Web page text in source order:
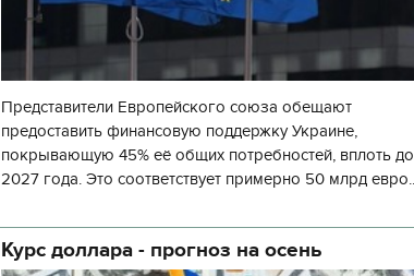
Представители Европейского союза обещают
предоставить финансовую поддержку Украине,
покрывающую 45% её общих потребностей, вплоть до
2027 года. Это соответствует примерно 50 млрд евро.
сделала такое
Курс доллара - прогноз на осень